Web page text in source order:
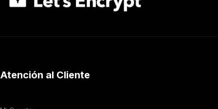
Atención al Cliente